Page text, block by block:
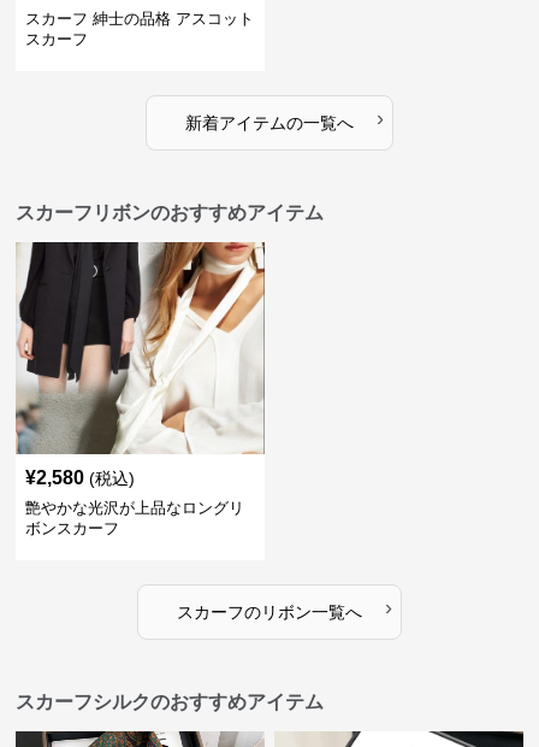
スカーフ 紳士の品格 アスコット
スカーフ
新着アイテムの一覧へ ›
スカーフリボンのおすすめアイテム
¥2,580 (税込)
艶やかな光沢が上品なロングリ
ボンスカーフ
スカーフのリボン一覧へ ›
スカーフシルクのおすすめアイテム